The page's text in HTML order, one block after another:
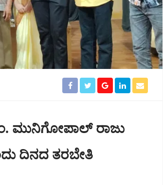
ಮುನಿಗೋಪಾಲ್ ರಾಜು
ದಿನದ ತರಬೇತಿ